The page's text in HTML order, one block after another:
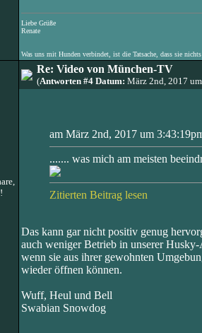
Liebe Grüße
Renate
Was uns mit Hunden verbindet, ist die Tatsache, dass sie nichts
Re: Video von München-TV
(Antworten #4 Datum: März 2nd, 2017
am März 2nd, 2017 um
....... was mich am meisten
Zitierten Beitrag lesen
Das kann gar nicht positiv genug
auch weniger Betrieb in unserer
wenn sie aus ihrer gewohnten
wieder öffnen können.
Wuff, Heul und Bell
Swabian Snowdog